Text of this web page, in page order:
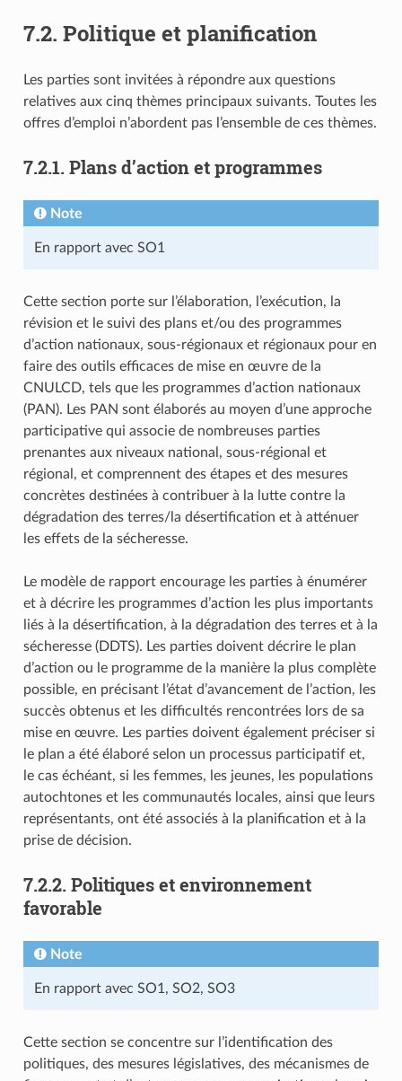
7.2. Politique et planification
Les parties sont invitées à répondre aux questions
relatives aux cinq thèmes principaux suivants. Toutes les
offres d’emploi n’abordent pas l’ensemble de ces thèmes.
7.2.1. Plans d’action et programmes
Note
En rapport avec SO1
Cette section porte sur l’élaboration, l’exécution, la
révision et le suivi des plans et/ou des programmes
d’action nationaux, sous-régionaux et régionaux pour en
faire des outils efficaces de mise en œuvre de la
CNULCD, tels que les programmes d’action nationaux
(PAN). Les PAN sont élaborés au moyen d’une approche
participative qui associe de nombreuses parties
prenantes aux niveaux national, sous-régional et
régional, et comprennent des étapes et des mesures
concrètes destinées à contribuer à la lutte contre la
dégradation des terres/la désertification et à atténuer
les effets de la sécheresse.
Le modèle de rapport encourage les parties à énumérer
et à décrire les programmes d’action les plus importants
liés à la désertification, à la dégradation des terres et à la
sécheresse (DDTS). Les parties doivent décrire le plan
d’action ou le programme de la manière la plus complète
possible, en précisant l’état d’avancement de l’action, les
succès obtenus et les difficultés rencontrées lors de sa
mise en œuvre. Les parties doivent également préciser si
le plan a été élaboré selon un processus participatif et,
le cas échéant, si les femmes, les jeunes, les populations
autochtones et les communautés locales, ainsi que leurs
représentants, ont été associés à la planification et à la
prise de décision.
7.2.2. Politiques et environnement
favorable
Note
En rapport avec SO1, SO2, SO3
Cette section se concentre sur l’identification des
politiques, des mesures législatives, des mécanismes de